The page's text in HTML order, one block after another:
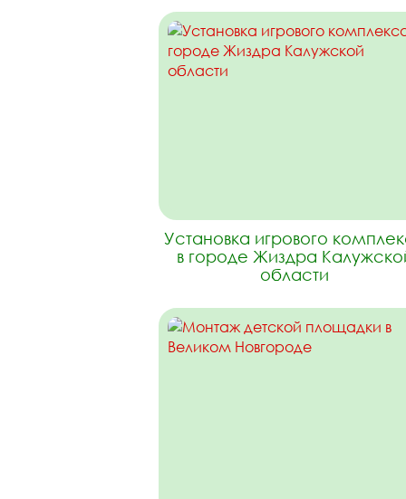
Установка игрового
в городе Жиздра
области